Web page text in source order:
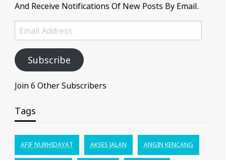
And Receive Notifications Of New Posts By Email.
Email
Address
Subscribe
Join 6 Other Subscribers
Tags
AFIF NURHIDAYAT AKSES JALAN ANGIN KENCANG